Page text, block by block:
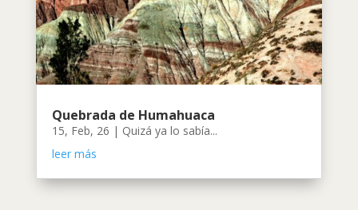
Quebrada de Humahuaca
15, Feb, 26 | Quizá ya lo sabía...
leer más